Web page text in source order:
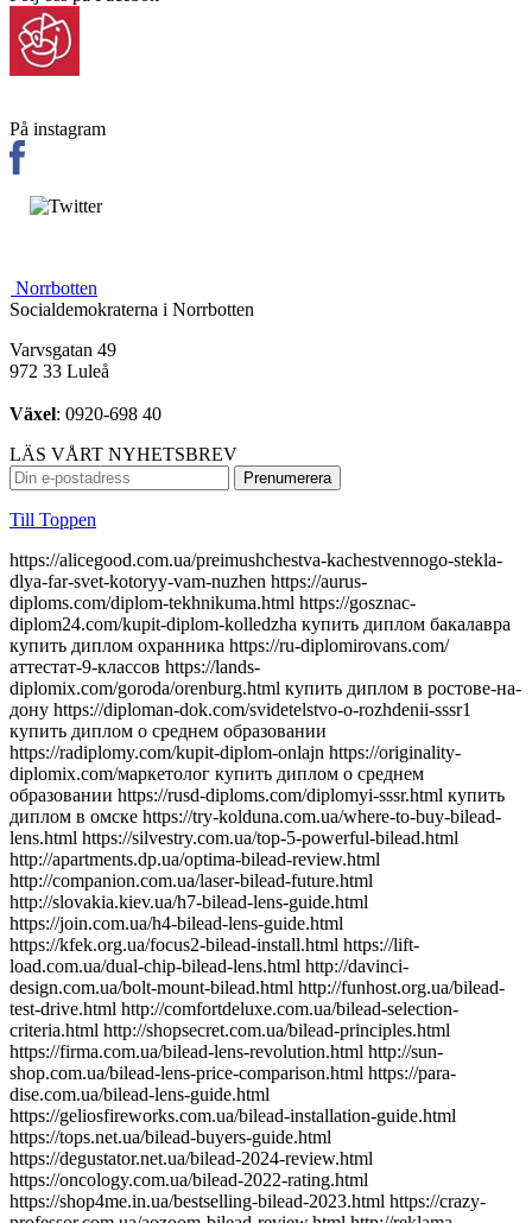
På instagram
Norrbotten
Socialdemokraterna i Norrbotten
Varvsgatan 49
972 33 Luleå
Växel: 0920-698 40
LÄS VÅRT NYHETSBREV
Till Toppen
https://alicegood.com.ua/preimushchestva-kachestvennogo-stekla-dlya-far-svet-kotoryy-vam-nuzhen https://aurus-diploms.com/diplom-tekhnikuma.html https://gosznac-diplom24.com/kupit-diplom-kolledzha купить диплом бакалавра купить диплом охранника https://ru-diplomirovans.com/аттестат-9-классов https://lands-diplomix.com/goroda/orenburg.html купить диплом в ростове-на-дону https://diploman-dok.com/svidetelstvo-o-rozhdenii-sssr1 купить диплом о среднем образовании https://radiplomy.com/kupit-diplom-onlajn https://originality-diplomix.com/маркетолог купить диплом о среднем образовании https://rusd-diploms.com/diplomyi-sssr.html купить диплом в омске https://try-kolduna.com.ua/where-to-buy-bilead-lens.html https://silvestry.com.ua/top-5-powerful-bilead.html http://apartments.dp.ua/optima-bilead-review.html http://companion.com.ua/laser-bilead-future.html http://slovakia.kiev.ua/h7-bilead-lens-guide.html https://join.com.ua/h4-bilead-lens-guide.html https://kfek.org.ua/focus2-bilead-install.html https://lift-load.com.ua/dual-chip-bilead-lens.html http://davinci-design.com.ua/bolt-mount-bilead.html http://funhost.org.ua/bilead-test-drive.html http://comfortdeluxe.com.ua/bilead-selection-criteria.html http://shopsecret.com.ua/bilead-principles.html https://firma.com.ua/bilead-lens-revolution.html http://sun-shop.com.ua/bilead-lens-price-comparison.html https://para-dise.com.ua/bilead-lens-guide.html https://geliosfireworks.com.ua/bilead-installation-guide.html https://tops.net.ua/bilead-buyers-guide.html https://degustator.net.ua/bilead-2024-review.html https://oncology.com.ua/bilead-2022-rating.html https://shop4me.in.ua/bestselling-bilead-2023.html https://crazy-professor.com.ua/aozoom-bilead-review.html http://reklama-sev.com.ua/angel-eyes-bilead.html http://gollos.com.ua/angel-eyes-bilead.html http://jokes.com.ua/ams-bilead-review.html https://greenap.com.ua/adaptive-bilead-future.html http://kvn-tehno.com.ua/3-inch-bilead-market-review.html https://salesup.in.ua/3-inch-bilead-lens-guide.html http://compromat.in.ua/2-5-inch-bilead-lens-guide.html http://vlada.dp.ua/24v-bilead-truck.html https://i-medic.com.ua/steklo-dlya-far-avto-kak-vybrat-kachestvennuyu-zamenu https://renault-club.kiev.ua/zamena-stekla-far-avto-vse-chto-nuzhno-znat https://tehnoprice.in.ua/pochemu-vazhno-kachestvennoe-steklo-dlya-far-avto https://lifeinvest.com.ua/steklo-dlya-far-avto-obzor-populyarnyh-modeley https://warfare.com.ua/zamena-stekla-dlya-far-avto-poshagovaya-instruktsiya https://05161.com.ua/prozrachnost-i-stil-obnovlenie-stekla-far-dlya-avto https://brightwallpapers.com.ua/steklo-dlya-far-avto-kak-vybrat-dolgovechnyj-variant https://3dlevsha.com.ua/top-proizvoditelej-stekla-dlya-far-avto-v-2024-godu https://abank.com.ua/sovety-po-vyboru-stekla-dlya-far-avto-na-chto-obratit-vnimanie https://abshop.com.ua/zamena-stekla-na-farah-avto-kak-uluchshit-vidimost-i-stil https://alicegood.com.ua/preimushchestva-kachestvennogo-stekla-dlya-far-svet-kotoryy-vam-nuzhen https://artflo.com.ua/steklo-dlya-far-avto-obzor-byudzhetnyh-i-premialnyh-variantov https://atlantic-club.com.ua/kak-vybrat-prochnoe-steklo-dlya-far-kotoroe-prosluzhit-dolgo https://atelierdesdelices.com.ua/prozrachnost-i-dolgovechnost-zachem-menyat-steklo-far-avto http://510.com.ua/samostoyatelnaya-zamena-stekla-far-prakticheskie-sovety https://autostill.com.ua/steklo-dlya-far-avto-kak-zamena-uluchshit-osveshchenie-dorogi https://babyphotostar.com.ua/vyibiraem-steklo-dlya-far-rukovodstvo-po-stilyu-i-bezopasnosti https://bagit.com.ua/pochemu-stoit-investirovat-v-kachestvennoe-steklo-dlya https://bagstore.com.ua/problemy-so-steklom-far-kak-ikh-izbezhat-i-kogda-zamenit https://befirst.com.ua/sekrety-ukhoda-za-steklom-far-kak-prodlit-srok-sluzhby https://bike-drive.com.ua/steklo-dlya-far-obzor-novink-i-tendentsiy-2024 https://billiard-classic.com.ua/kakoe-steklo-dlya-far-luchshe-plyusy-i-minusy-razlichnykh-materialov https://ch-z.com.ua/steklo-dlya-far-kak-vybrat-po-tipu-avtomobilya-i-stilyu-vozdizheniya https://bestpeople.com.ua/chem-zamenit-povrezhdennoe-steklo-far-luchshie-alternativy https://daicond.com.ua/steklo-dlya-far-obsuzhdaem-vazhnost-dlya-bezopasnosti-na-doroge https://delavore.com.ua/bi-led-linzy-i-komponenty-provodnik-v-mir-yarkogo-i-chetogo-sveta https://brandwatches.com.ua/kak-bi-led-linzy-uluchshayut-vidimost-i-stil-avtomobilya https://dnmagazine.com.ua/komplekt-bi-led-linz-modernizatsiya-far https://blooms.com.ua/bi-led-linzy-komplektuyushie-vybor https://ameli-studio.com.ua/bi-led-linzy-i-komponenty-maksimum-sveta-pri-minimum-energozatrat https://euro-house.com.ua/kak-bi-led-linzy-vliyayut-na-bezopasnost-i-komfort-vodjeniya https://cpaday.com.ua/innovacii-v-osveshhenii-obzor-luchshih-bi-led-linz-i-komponentov https://cocoshop.com.ua/bi-led-linzy-kak-innovatsionnye-tekhnologii-menyayut-osveshchenie-avto https://cleanshop.com.ua/otkroyte-dlya-sebya-bi-led-linzy-luchshee-osveshchenie-dlya-vashego-avtomobilya https://dragee.com.ua/bi-led-linzy-revolyuciya-v-avtomobilnom-osveshchenii https://eximp.com.ua/komplekt-bi-led-linz-i-komponentov-dlya-idealnyh-far https://e-comex.com.ua/bi-led-linzy-dolgovechnost-i-mosh-sveta-v-komplekte https://elsig-opt.com.ua/budushchee-avtomobilnyh-far-pochemu-bi-led-linzy-novyi-standart https://emaidan.com.ua/bi-led-linzy-luchshiy-svet-dlya-avto https://esco-center.com.ua/stil-i-funkcionalnost-s-bi-led-linzami https://excl.com.ua/bi-led-linzy-svet-i-bezopasnost https://floristua.com.ua/bi-led-linzy-vybor-i-ustanovka https://forthouse.com.ua/umnoye-osveshcheniye-dlya-avto-bi-led-linzy https://footballfans.com.ua/5-prichin-dlya-upgrade-bi-led-linzy https://freeadverts.com.ua/bi-led-linzy-yarkost-i-stil http://istroy.com.ua/nochnye-poezdki-bi-led-linzy-vozmozhnosti https://jesus.com.ua/vsyo-o-bi-led-linzy-dlya-avto https://keslaser.com.ua/bi-led-linzy-dlya-idealnoy-vidimosti https://igrotech.com.ua/instruktsiya-po-vyboru-i-ustanovke-bi-led-linz https://incidents.com.ua/bi-led-linzy-dlya-professionalov-i-novichkov-rekomendatsii-po-ustanovke https://kolesiko.com.ua/linzy-dlya-far-avto-kak-vybrat-idealnye-dlya-vashego-avtomobilya https://infobus.com.ua/kak-linzy-dlya-far-izmenyayut-osveshchennost-i-stil-vashego-avto https://imperialgroup.com.ua/pochemu-stoit-ustanovit-linzy-v-fary-avto-osnovnye-preimushchestva https://leasing.com.ua/linzy-dlya-far-avto-kak-vybrat-luchshie-komponenty-dlya-optimalnogo-sveta https://igruli.com.ua/linzy-dlya-far-avto-chto-vazhno-uchityvat-pri-ustanovke-i-vybore https://mamaorganica.com.ua/linzy-dlya-far-kak-uluchshit-svet-i-stil-avtomobilya https://jiraf.com.ua/moshhnoe-tochnoe-osveshhenie-preimushhestva-linz-dlya-avto-far https://itware.com.ua/chto-dayut-linzy-dlya-far-sekrety-osveshheniya https://jn.com.ua/linzy-dlya-far-sovremennye-resheniya-dlya-vidimosti https://ibnews.com.ua/germetik-dlya-stekla-far-avto https://keepstyle.com.ua/kak-pravilno-ispolzovat-germetik-dlya-far-avto https://menfashion.com.ua/germetik-dlya-stekla-far https://kominmet.com.ua/germetik-dlya-far-avto-vodonepronitsaemost https://mir-akb.com.ua/kak-germetik-dlya-far-vliyaet-na-zashitu-i-vneshniy-vid https://mitsubishi-nikol-motors.com.ua/germetik-dlya-stekla-far-uluchshenie-germetichnosti-i-osveshcheniya https://massovka.com.ua/germetik-dlya-far-zashchita-ot-vlagi-pyli-kondensata https://newstoday.com.ua/kak-vybrat-germetik-dlya-stekla-far https://maximumvisa.com.ua/germetik-dlya-stekla-far-idealnaya-germetizatsiya https://ostercenter.com.ua/luchshie-germetiki-dlya-far-avto https://pnevmo-strelok.com.ua/germetik-dlya-far-zachem-i-kak-ispolzovat https://myelectro.com.ua/kak-germetik-zashchishchaet-fary https://logotypes.com.ua/germetizaciya-stekla-far https://naduvnie-lodki.com.ua/sekret-idealnyh-far-germetik https://nagrevayka.com.ua/top-5-germetikov-dlya-far http://repetitory.com.ua/germetik-dlya-stekla-far-poshagovyj-gid https://optimapharm.com.ua/germetik-dlya-stekla-far https://s-boutique.com.ua/zashchita-far-ot-vlagi-rol-germetika https://rockradio.com.ua/kak-germetik-pomogaet-sokhranit-fary-kak-novye https://pravoslavnews.com.ua/germetik-dlya-far-nadezhnoe-reshenie-dlya-predotvrashcheniya-kondensata https://salonsharm.com.ua/idealnyj-germetik-dlya-stekla-far-kak-vybrat-i-pravilno-nanesti http://salle.com.ua/pochemu-germetik-dlya-far-avto-vazhnee-chem-kazhetsya http://reklamist.com.ua/germetik-dlya-stekla-far-obazatelnyj-element-dlya-remonta http://runflor.com.ua/kak-vosstanovit-germetichnost-far-sovety-po-vyboru-germetika https://side-by-side.com.ua/remont-stekla-far-kak-germetik-pomogaet-sokhranit-svetopropuskaniye https://smartbuildforum.com.ua/germetik-dlya-avtofar-resheniye-dlya-osveshcheniya-i-zashchity https://tastaliski.com.ua/germetik-dlya-stekla-far-zashchita-ot-pogodnyh-usloviy https://sevinfo.com.ua/kak-germetik-prodlevaet-srok-sluzhby-far https://summer-kino.com.ua/germetik-dlya-avtofar-problemy-s-germetizaciej https://startupline.com.ua/vybor-germetika-dlya-far https://unasoft.com.ua/germetik-dlya-stekla-far-vlaga-i-korrozia https://svitozar.com.ua/germetik-dlya-stekla-far-vlaga-i-korrozia https://talktome.com.ua/zhidkost-dlya-polirovki-far-avto https://smotri.com.ua/kak-vybrat-luchshuyu-zhidkost-dlya-polirovki-far https://tyres.com.ua/zhidkost-dlya-polirovki-far-ustranenie-carapin https://tayger.com.ua/nabor-dlya-polirovki-far-vse-chto-nuzhno https://tm-marmelad.com.ua/nabor-dlya-polirovki-far-luchshie-komplekty https://synergize.com.ua/polirovka-far-svoimi-rukami-nabory https://trademart.com.ua/nabor-dlya-polirovki-far-kak-obnovit-fary-avto http://vabank.com.ua/steklo-dlya-far-ka